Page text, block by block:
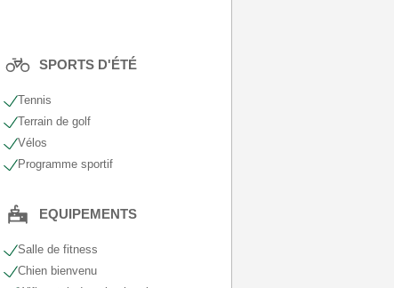
SPORTS D'ÉTÉ
Tennis
Terrain de golf
Vélos
Programme sportif
EQUIPEMENTS
Salle de fitness
Chien bienvenu